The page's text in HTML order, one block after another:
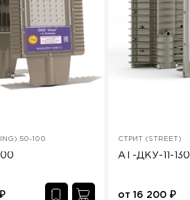
50-100
₽
СТРИТ (STREET)
АТ-ДКУ-11-130
от 16 200 ₽